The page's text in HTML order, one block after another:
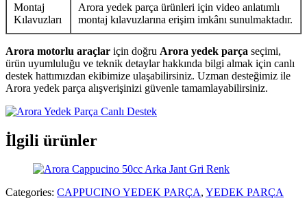
Montaj
Kılavuzları
Arora yedek parça ürünleri için video anlatımlı
montaj kılavuzlarına erişim imkânı sunulmaktadır.
Arora motorlu araçlar için doğru Arora yedek parça seçimi,
ürün uyumluluğu ve teknik detaylar hakkında bilgi almak için canlı
destek hattımızdan ekibimize ulaşabilirsiniz. Uzman desteğimiz ile
Arora yedek parça alışverişinizi güvenle tamamlayabilirsiniz.
İlgili ürünler
Categories: CAPPUCINO YEDEK PARÇA, YEDEK PARÇA